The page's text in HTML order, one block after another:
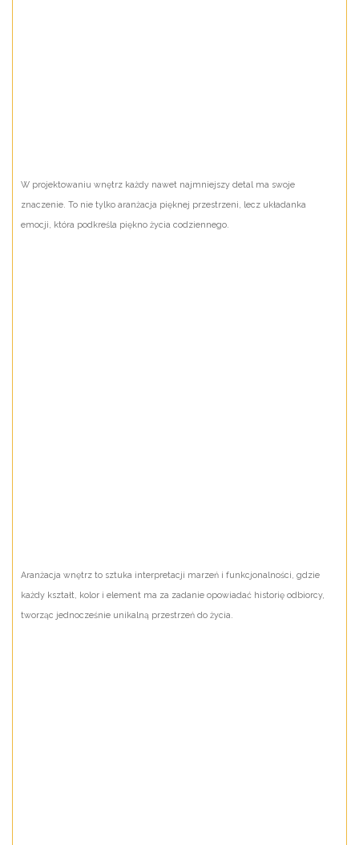
W projektowaniu wnętrz każdy nawet najmniejszy detal ma swoje
znaczenie. To nie tylko aranżacja pięknej przestrzeni, lecz układanka
emocji, która podkreśla piękno życia codziennego.
Aranżacja wnętrz to sztuka interpretacji marzeń i funkcjonalności, gdzie
każdy kształt, kolor i element ma za zadanie opowiadać historię odbiorcy,
tworząc jednocześnie unikalną przestrzeń do życia.